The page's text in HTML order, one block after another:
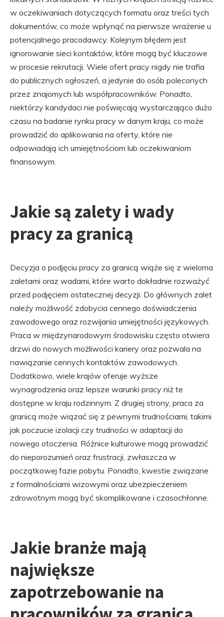
w oczekiwaniach dotyczących formatu oraz treści tych
dokumentów, co może wpłynąć na pierwsze wrażenie u
potencjalnego pracodawcy. Kolejnym błędem jest
ignorowanie sieci kontaktów, które mogą być kluczowe
w procesie rekrutacji. Wiele ofert pracy nigdy nie trafia
do publicznych ogłoszeń, a jedynie do osób poleconych
przez znajomych lub współpracowników. Ponadto,
niektórzy kandydaci nie poświęcają wystarczająco dużo
czasu na badanie rynku pracy w danym kraju, co może
prowadzić do aplikowania na oferty, które nie
odpowiadają ich umiejętnościom lub oczekiwaniom
finansowym.
Jakie są zalety i wady
pracy za granicą
Decyzja o podjęciu pracy za granicą wiąże się z wieloma
zaletami oraz wadami, które warto dokładnie rozważyć
przed podjęciem ostatecznej decyzji. Do głównych zalet
należy możliwość zdobycia cennego doświadczenia
zawodowego oraz rozwijania umiejętności językowych.
Praca w międzynarodowym środowisku często otwiera
drzwi do nowych możliwości kariery oraz pozwala na
nawiązanie cennych kontaktów zawodowych.
Dodatkowo, wiele krajów oferuje wyższe
wynagrodzenia oraz lepsze warunki pracy niż te
dostępne w kraju rodzinnym. Z drugiej strony, praca za
granicą może wiązać się z pewnymi trudnościami, takimi
jak poczucie izolacji czy trudności w adaptacji do
nowego otoczenia. Różnice kulturowe mogą prowadzić
do nieporozumień oraz frustracji, zwłaszcza w
początkowej fazie pobytu. Ponadto, kwestie związane
z formalnościami wizowymi oraz ubezpieczeniem
zdrowotnym mogą być skomplikowane i czasochłonne.
Jakie branże mają
największe
zapotrzebowanie na